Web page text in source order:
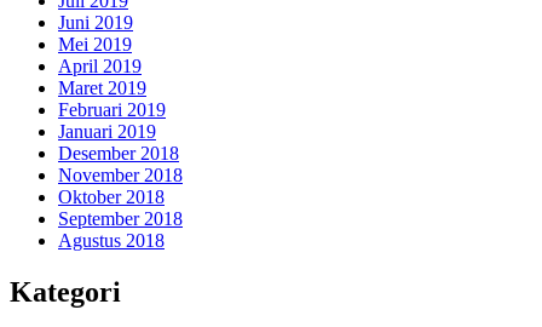
Juni 2019
Mei 2019
April 2019
Maret 2019
Februari 2019
Januari 2019
Desember 2018
November 2018
Oktober 2018
September 2018
Agustus 2018
Kategori